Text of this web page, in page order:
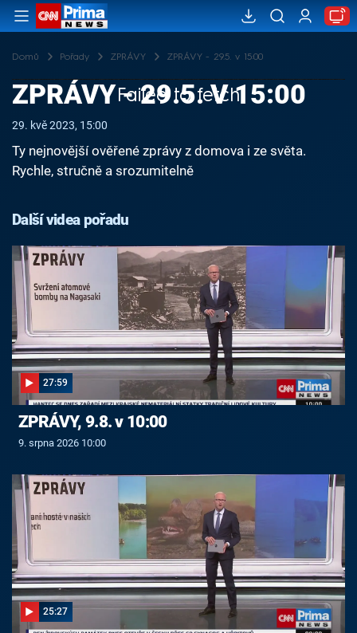
Domů Pořady ZPRÁVY ZPRÁVY - 29.5. v 15:00
Failed to fetch
ZPRÁVY - 29.5. V 15:00
29. kvě 2023, 15:00
Ty nejnovější ověřené zprávy z domova i ze světa.
Rychle, stručně a srozumitelně
Další videa pořadu
27:59
ZPRÁVY, 9.8. v 10:00
9. srpna 2026 10:00
25:27